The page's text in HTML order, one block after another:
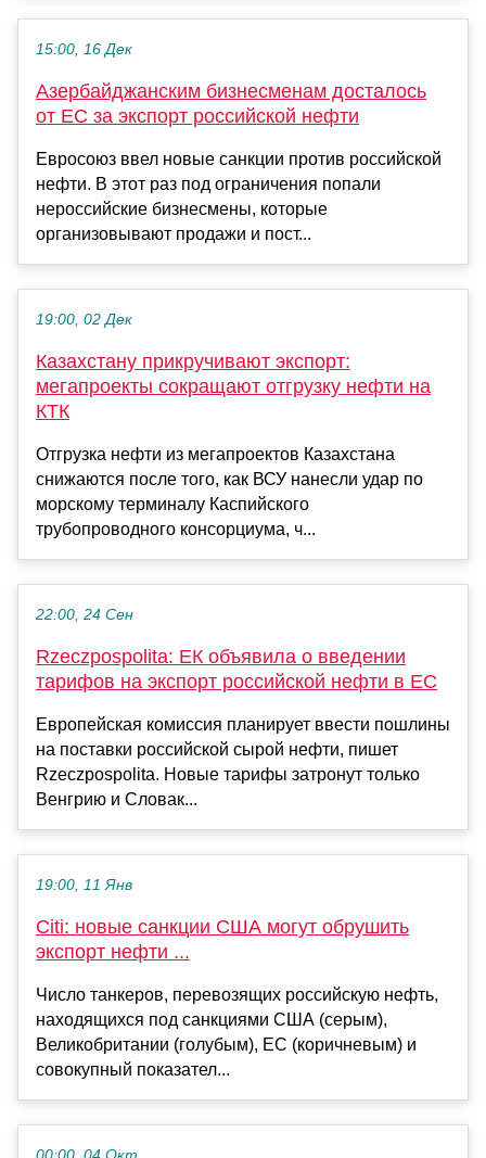
15:00, 16 Дек
Азербайджанским бизнесменам досталось
от ЕС за экспорт российской нефти
Евросоюз ввел новые санкции против российской
нефти. В этот раз под ограничения попали
нероссийские бизнесмены, которые
организовывают продажи и пост...
19:00, 02 Дек
Казахстану прикручивают экспорт:
мегапроекты сокращают отгрузку нефти на
КТК
Отгрузка нефти из мегапроектов Казахстана
снижаются после того, как ВСУ нанесли удар по
морскому терминалу Каспийского
трубопроводного консорциума, ч...
22:00, 24 Сен
Rzeczpospolita: ЕК объявила о введении
тарифов на экспорт российской нефти в ЕС
Европейская комиссия планирует ввести пошлины
на поставки российской сырой нефти, пишет
Rzeczpospolita. Новые тарифы затронут только
Венгрию и Словак...
19:00, 11 Янв
Citi: новые санкции США могут обрушить
экспорт нефти ...
Число танкеров, перевозящих российскую нефть,
находящихся под санкциями США (серым),
Великобритании (голубым), ЕС (коричневым) и
совокупный показател...